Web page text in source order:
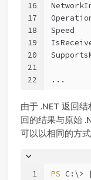
16
17
18
19
20
21
22
...
由于 .NET 返回
回的结果与原始
可以以相同的方
1
PS C:\>